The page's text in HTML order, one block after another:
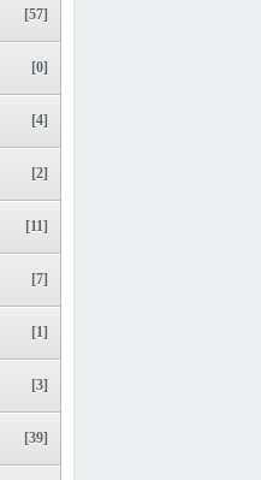
[57]
[0]
[4]
[2]
[11]
[7]
[1]
[3]
[39]